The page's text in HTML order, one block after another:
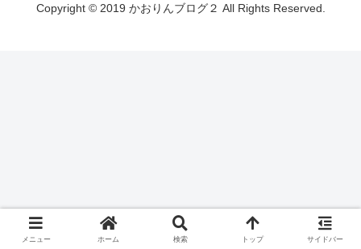
Copyright © 2019 かおりんブログ２ All Rights Reserved.
メニュー ホーム 検索 トップ サイドバー